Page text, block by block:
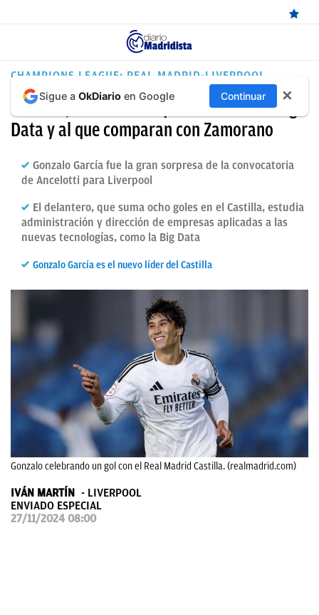
ÚLTIMAS
NOTICIAS
REAL
BALONCESTO
CANTERA
FICHAJES
DIRECTO
CHAMPIONS LEAGUE: REAL MADRID-LIVERPOOL
Gonzalo, el delantero que sueña con la Big
Data y al que comparan con Zamorano
Gonzalo García fue la gran sorpresa de la convocatoria
de Ancelotti para Liverpool
El delantero, que suma ocho goles en el Castilla, estudia
administración y dirección de empresas aplicadas a las
nuevas tecnologías, como la Big Data
Gonzalo García es el nuevo líder del Castilla
Gonzalo celebrando un gol con el Real Madrid Castilla. (realmadrid.com)
IVÁN MARTÍN
LIVERPOOL
ENVIADO ESPECIAL
27/11/2024 08:00
Sigue a OkDiario en Google Continuar ✕